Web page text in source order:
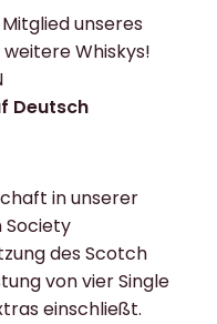
unseres
Whiskys!
Deutsch
in unserer
Society
des Scotch
von vier Single
einschließt.